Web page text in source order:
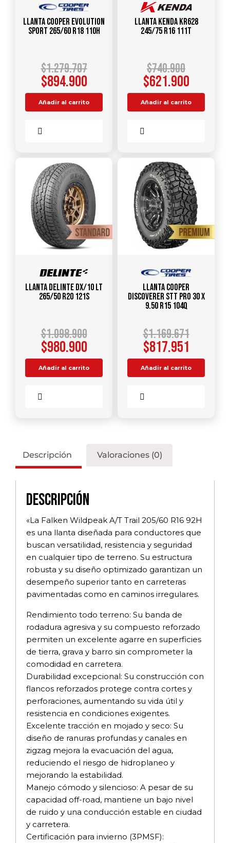
Llanta COOPER EVOLUTION
SPORT 265/60 R18 110H
$1.279.707
$894.900
Añadir al carrito
Llanta KENDA KR628
245/75 R16 111T
$740.900
$621.900
Añadir al carrito
Llanta DELINTE DX/10 LT
265/50 R20 121S
$1.098.900
$980.900
Añadir al carrito
Llanta COOPER
DISCOVERER STT PRO 30 X
9.50 R15 104Q
$1.169.671
$817.951
Añadir al carrito
Descripción Valoraciones (0)
Descripción
«La Falken Wildpeak A/T Trail 205/60 R16 92H
es una llanta diseñada para conductores que
buscan versatilidad, resistencia y seguridad
en cualquier tipo de terreno. Su estructura
robusta y su diseño optimizado garantizan un
desempeño superior tanto en carreteras
pavimentadas como en caminos irregulares.
Rendimiento todo terreno: Su banda de
rodadura agresiva y su compuesto reforzado
permiten un excelente agarre en superficies
de tierra, grava y barro sin comprometer la
comodidad en carretera.
Durabilidad excepcional: Su construcción con
flancos reforzados protege contra cortes y
perforaciones, aumentando su vida útil y
resistencia en condiciones exigentes.
Excelente tracción en mojado y seco: Su
diseño de ranuras profundas y canales en
zigzag mejora la evacuación del agua,
reduciendo el riesgo de hidroplaneo y
mejorando la estabilidad.
Manejo cómodo y silencioso: A pesar de su
capacidad off-road, mantiene un bajo nivel
de ruido y una conducción estable en ciudad
y carretera.
Certificación para invierno (3PMSF):